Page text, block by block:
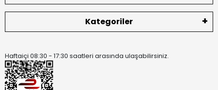
Kategoriler
Haftaiçi 08:30 - 17:30 saatleri arasında ulaşabilirsiniz.